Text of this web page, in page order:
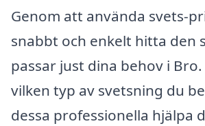
Genom att använda svets-
snabbt och enkelt hitta den
passar just dina behov i
vilken typ av svetsning du
dessa professionella hjälpa